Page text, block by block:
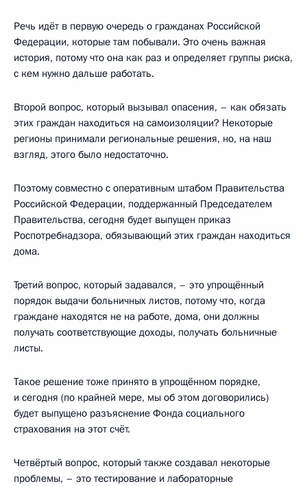
Речь идёт в первую очередь о гражданах Российской
Федерации, которые там побывали. Это очень важная
история, потому что она как раз и определяет группы риска,
с кем нужно дальше работать.
Второй вопрос, который вызывал опасения, – как обязать
этих граждан находиться на самоизоляции? Некоторые
регионы принимали региональные решения, но, на наш
взгляд, этого было недостаточно.
Поэтому совместно с оперативным штабом Правительства
Российской Федерации, поддержанный Председателем
Правительства, сегодня будет выпущен приказ
Роспотребнадзора, обязывающий этих граждан находиться
дома.
Третий вопрос, который задавался, – это упрощённый
порядок выдачи больничных листов, потому что, когда
граждане находятся не на работе, дома, они должны
получать соответствующие доходы, получать больничные
листы.
Такое решение тоже принято в упрощённом порядке,
и сегодня (по крайней мере, мы об этом договорились)
будет выпущено разъяснение Фонда социального
страхования на этот счёт.
Четвёртый вопрос, который также создавал некоторые
проблемы, – это тестирование и лабораторные